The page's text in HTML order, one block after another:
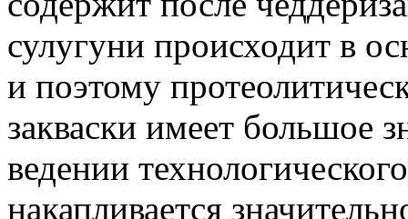
сулугуни происходит в
и поэтому
закваски имеет большое
ведении
накапливается